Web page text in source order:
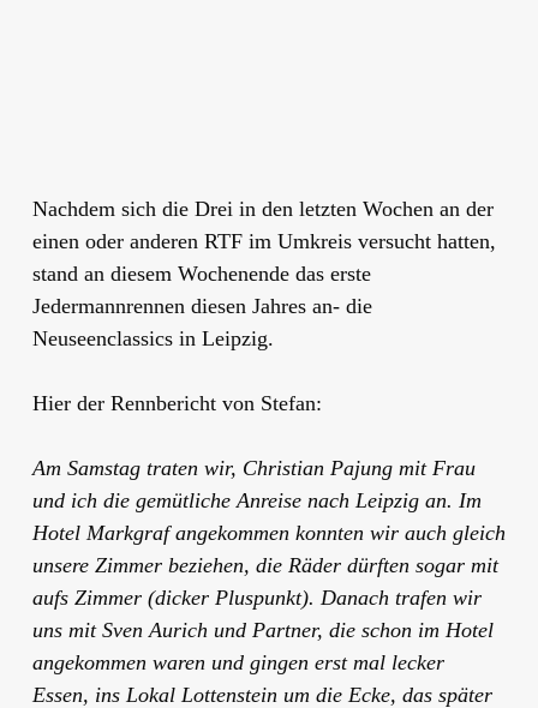
Nachdem sich die Drei in den letzten Wochen an der
einen oder anderen RTF im Umkreis versucht hatten,
stand an diesem Wochenende das erste
Jedermannrennen diesen Jahres an- die
Neuseenclassics in Leipzig.
Hier der Rennbericht von Stefan:
Am Samstag traten wir, Christian Pajung mit Frau
und ich die gemütliche Anreise nach Leipzig an. Im
Hotel Markgraf angekommen konnten wir auch gleich
unsere Zimmer beziehen, die Räder dürften sogar mit
aufs Zimmer (dicker Pluspunkt). Danach trafen wir
uns mit Sven Aurich und Partner, die schon im Hotel
angekommen waren und gingen erst mal lecker
Essen, ins Lokal Lottenstein um die Ecke, das später